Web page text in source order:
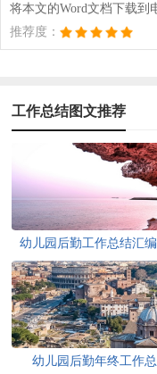
将本文的Word文档下载到
推荐度：
工作总结图文推荐
幼儿园后勤工作总结汇
幼儿园后勤年终工作